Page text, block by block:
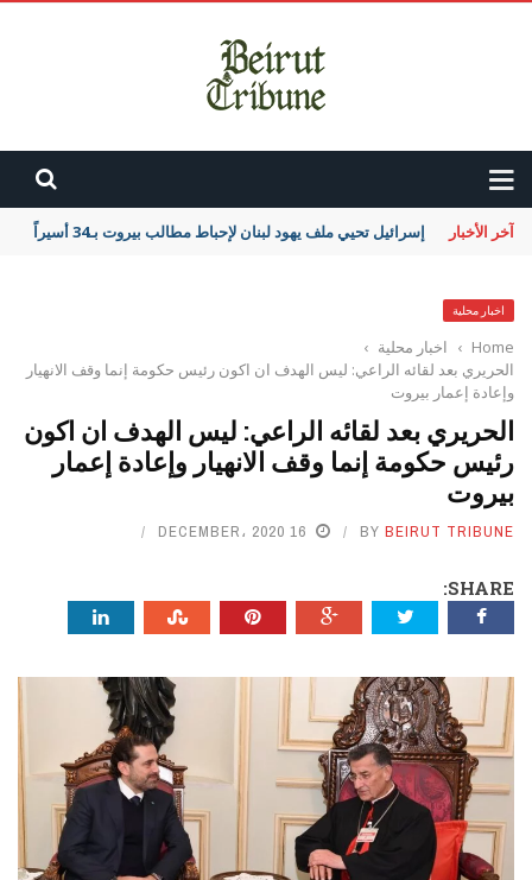
آخر الأخبار إسرائيل تحيي ملف يهود لبنان لإحباط مطالب بيروت بـ34 أسيراً
اخبار محلية
Home
› اخبار محلية ›
الحريري بعد لقائه الراعي: ليس الهدف ان اكون رئيس حكومة إنما وقف الانهيار
وإعادة إعمار بيروت
الحريري بعد لقائه الراعي: ليس الهدف ان اكون
رئيس حكومة إنما وقف الانهيار وإعادة إعمار
بيروت
BY BEIRUT TRIBUNE 16 DECEMBER، 2020
SHARE: